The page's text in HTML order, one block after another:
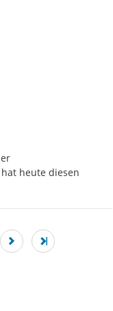
heute diesen